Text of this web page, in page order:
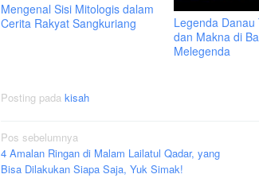
Mengenal Sisi Mitologis dalam
Cerita Rakyat Sangkuriang
Legenda Danau
dan Makna di
Melegenda
Posting pada kisah
Navigasi
pos
Pos sebelumnya
4 Amalan Ringan di Malam Lailatul Qadar, yang
Bisa Dilakukan Siapa Saja, Yuk Simak!